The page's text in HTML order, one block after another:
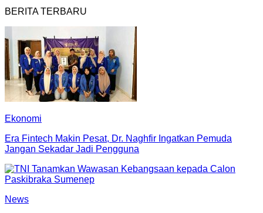
BERITA TERBARU
Ekonomi
Era Fintech Makin Pesat, Dr. Naghfir Ingatkan Pemuda
Jangan Sekadar Jadi Pengguna
News